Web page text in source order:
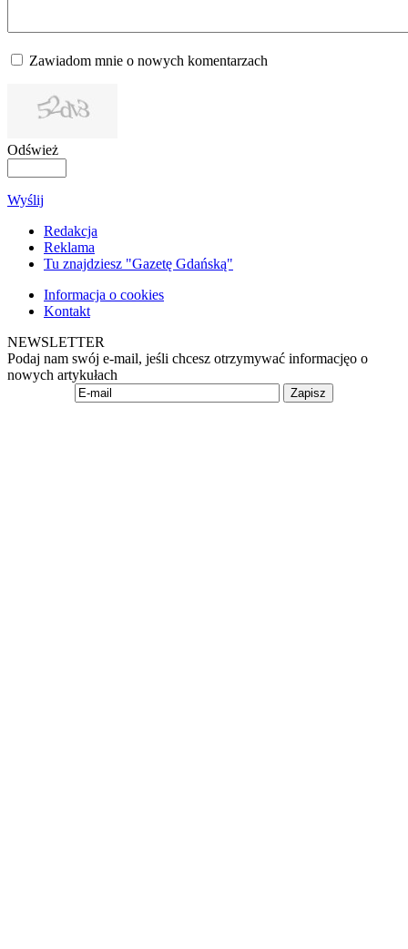
Zawiadom mnie o nowych komentarzach
Odśwież
Wyślij
Redakcja
Reklama
Tu znajdziesz "Gazetę Gdańską"
Informacja o cookies
Kontakt
NEWSLETTER
Podaj nam swój e-mail, jeśli chcesz otrzymywać informacjęo o
nowych artykułach
Zapisz